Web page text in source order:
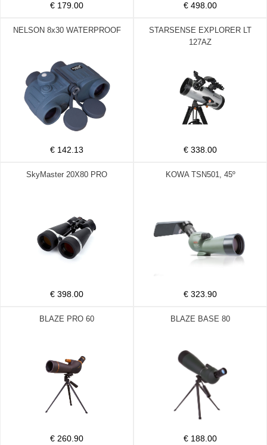
€ 179.00 € 498.00
NELSON 8x30 WATERPROOF
€ 142.13
STARSENSE EXPLORER LT
127AZ
€ 338.00
SkyMaster 20X80 PRO
€ 398.00
KOWA TSN501, 45º
€ 323.90
BLAZE PRO 60
€ 260.90
BLAZE BASE 80
€ 188.00